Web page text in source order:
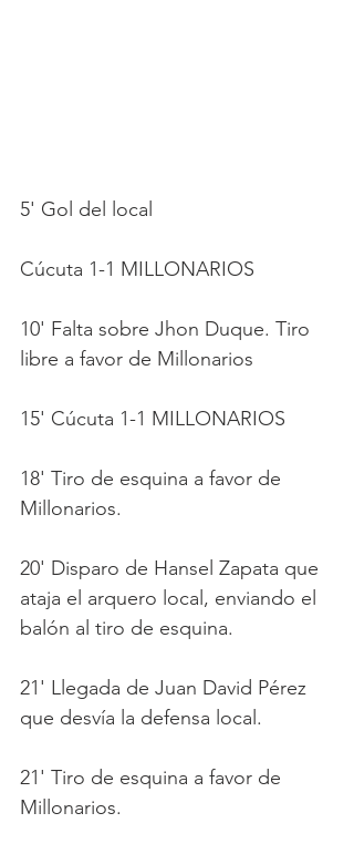
5' Gol del local
Cúcuta 1-1 MILLONARIOS
10' Falta sobre Jhon Duque. Tiro
libre a favor de Millonarios
15' Cúcuta 1-1 MILLONARIOS
18' Tiro de esquina a favor de
Millonarios.
20' Disparo de Hansel Zapata que
ataja el arquero local, enviando el
balón al tiro de esquina.
21' Llegada de Juan David Pérez
que desvía la defensa local.
21' Tiro de esquina a favor de
Millonarios.